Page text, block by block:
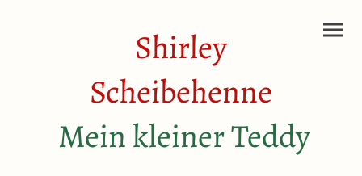
Shirley
Scheibehenne
Mein kleiner Teddy